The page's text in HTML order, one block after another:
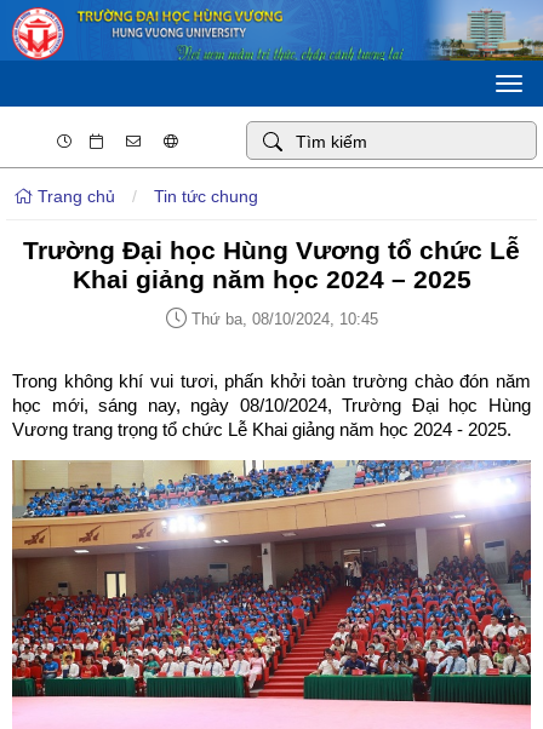
Trang chủ / Tin tức chung
Trường Đại học Hùng Vương tổ chức Lễ
Khai giảng năm học 2024 – 2025
Thứ ba, 08/10/2024, 10:45
Trong không khí vui tươi, phấn khởi toàn trường chào đón năm
học mới, sáng nay, ngày 08/10/2024, Trường Đại học Hùng
Vương trang trọng tổ chức Lễ Khai giảng năm học 2024 - 2025.